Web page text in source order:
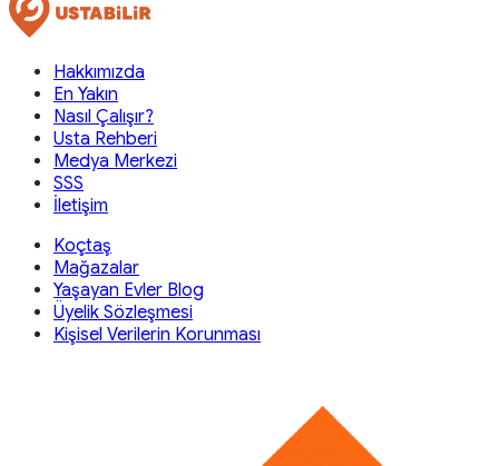
Hakkımızda
En Yakın
Nasıl Çalışır?
Usta Rehberi
Medya Merkezi
SSS
İletişim
Koçtaş
Mağazalar
Yaşayan Evler Blog
Üyelik Sözleşmesi
Kişisel Verilerin Korunması